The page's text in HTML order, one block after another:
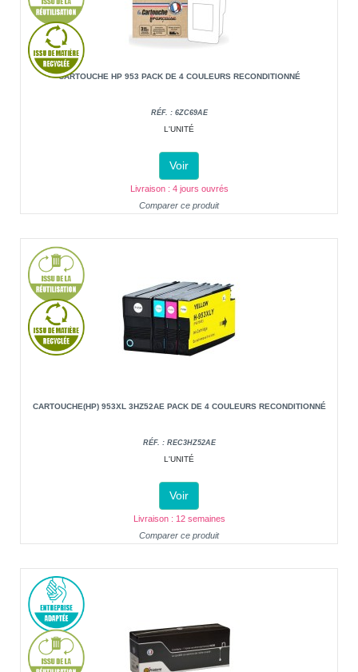
CARTOUCHE HP 953 PACK DE 4 COULEURS RECONDITIONNÉ
RÉF. : 6ZC69AE
L'UNITÉ
Voir
Livraison : 4 jours ouvrés
Comparer ce produit
CARTOUCHE(HP) 953XL 3HZ52AE PACK DE 4 COULEURS RECONDITIONNÉ
RÉF. : REC3HZ52AE
L'UNITÉ
Voir
Livraison : 12 semaines
Comparer ce produit